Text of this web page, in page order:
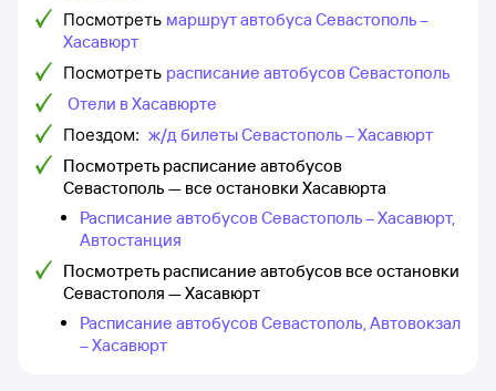
Посмотреть маршрут автобуса Севастополь –
Хасавюрт
Посмотреть расписание автобусов Севастополь
Отели в Хасавюрте
Поездом: ж/д билеты Севастополь – Хасавюрт
Посмотреть расписание автобусов
Севастополь — все остановки Хасавюрта
Расписание автобусов Севастополь – Хасавюрт,
Автостанция
Посмотреть расписание автобусов все остановки
Севастополя — Хасавюрт
Расписание автобусов Севастополь, Автовокзал
– Хасавюрт